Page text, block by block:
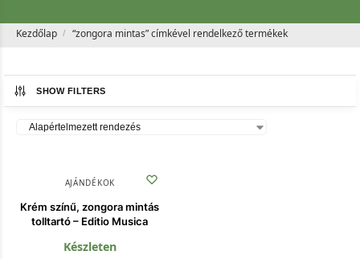
Kezdőlap / “zongora mintas” címkével rendelkező termékek
SHOW FILTERS
AJÁNDÉKOK
Krém színű, zongora mintás
tolltartó – Editio Musica
Készleten